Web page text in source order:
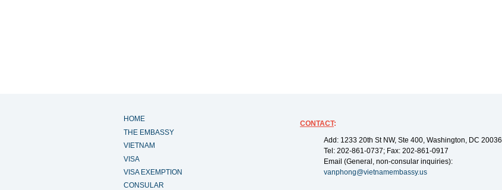
HOME
THE EMBASSY
VIETNAM
VISA
VISA EXEMPTION
CONSULAR
CONTACT:
Add: 1233 20th St NW, Ste 400, Washington, DC 20036
Tel: 202-861-0737; Fax: 202-861-0917
Email (General, non-consular inquiries):
vanphong@vietnamembassy.us